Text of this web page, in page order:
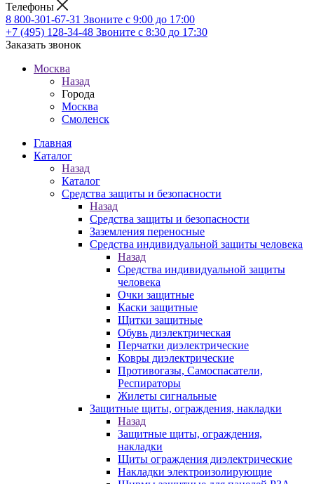
Телефоны
8 800-301-67-31 Звоните с 9:00 до 17:00
+7 (495) 128-34-48 Звоните с 8:30 до 17:30
Заказать звонок
Москва
Назад
Города
Москва
Смоленск
Главная
Каталог
Назад
Каталог
Средства защиты и безопасности
Назад
Средства защиты и безопасности
Заземления переносные
Средства индивидуальной защиты человека
Назад
Средства индивидуальной защиты
человека
Очки защитные
Каски защитные
Щитки защитные
Обувь диэлектрическая
Перчатки диэлектрические
Ковры диэлектрические
Противогазы, Самоспасатели,
Респираторы
Жилеты сигнальные
Защитные щиты, ограждения, накладки
Назад
Защитные щиты, ограждения,
накладки
Щиты ограждения диэлектрические
Накладки электроизолирующие